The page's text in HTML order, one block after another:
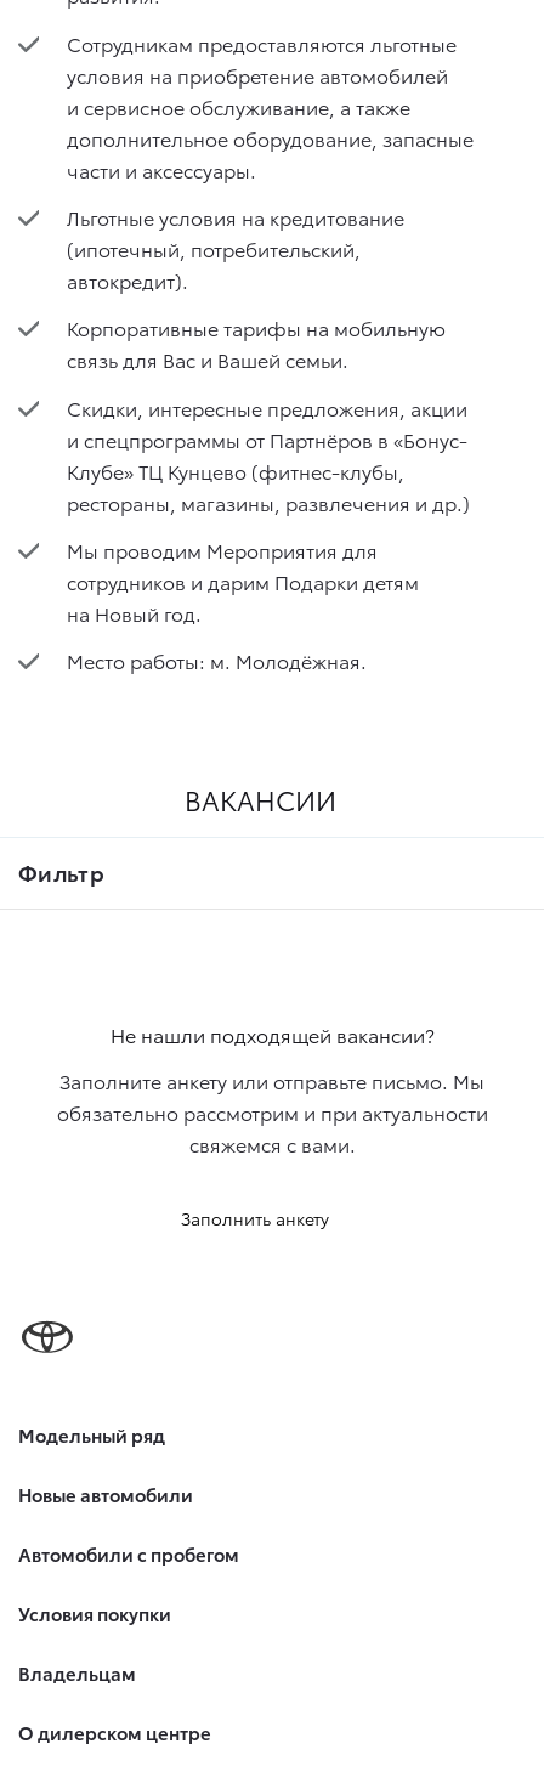
Сотрудникам предоставляются льготные
условия на приобретение автомобилей
и сервисное обслуживание, а также
дополнительное оборудование, запасные
части и аксессуары.
Льготные условия на кредитование
(ипотечный, потребительский,
автокредит).
Корпоративные тарифы на мобильную
связь для Вас и Вашей семьи.
Скидки, интересные предложения, акции
и спецпрограммы от Партнёров в «Бонус-
Клубе» ТЦ Кунцево (фитнес-клубы,
рестораны, магазины, развлечения и др.)
Мы проводим Мероприятия для
сотрудников и дарим Подарки детям
на Новый год.
Место работы: м. Молодёжная.
ВАКАНСИИ
Фильтр
Не нашли подходящей вакансии?
Заполните анкету или отправьте письмо. Мы
обязательно рассмотрим и при актуальности
свяжемcя с вами.
Заполнить анкету
Модельный ряд
Новые автомобили
Автомобили с пробегом
Условия покупки
Владельцам
О дилерском центре